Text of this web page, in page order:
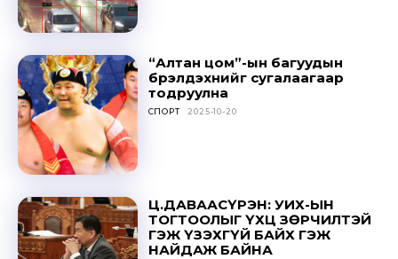
“Алтан цом”-ын багуудын
бүрэлдэхүүнийг сугалаагаар
тодруулна
СПОРТ 2025-10-20
Ц.ДАВААСҮРЭН: УИХ-ЫН
ТОГТООЛЫГ ҮХЦ ЗӨРЧИЛТЭЙ
ГЭЖ ҮЗЭХГҮЙ БАЙХ ГЭЖ
НАЙДАЖ БАЙНА